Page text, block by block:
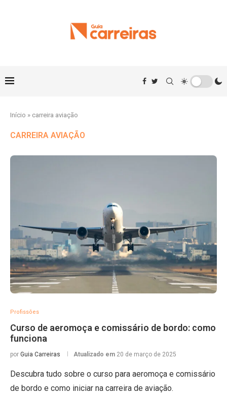
Início » carreira aviação
CARREIRA AVIAÇÃO
Profissões
Curso de aeromoça e comissário de bordo: como
funciona
por Guia Carreiras Atualizado em 20 de março de 2025
Descubra tudo sobre o curso para aeromoça e comissário
de bordo e como iniciar na carreira de aviação.